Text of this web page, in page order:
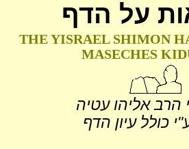
על הדף
THE YISRAEL SHIMON
MASECHES
הרב אליהו עטיה
כולל עיון הדף